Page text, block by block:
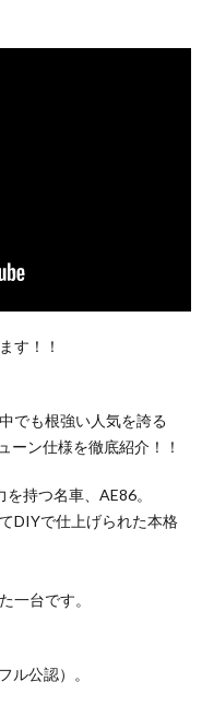
す！！
でも根強い人気を誇る
ーン仕様を徹底紹介！！
持つ名車、AE86。
DIYで仕上げられた本格
一台です。
ル公認）。